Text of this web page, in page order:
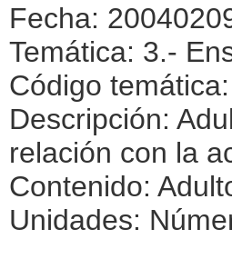
Fecha:
Temática: 3.-
Código
Descripción:
relación con la
Contenido:
Unidades: